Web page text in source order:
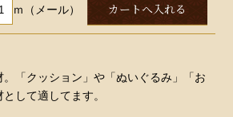
ｍ（メール）
「クッション」や「ぬいぐるみ」「お
して適してます。